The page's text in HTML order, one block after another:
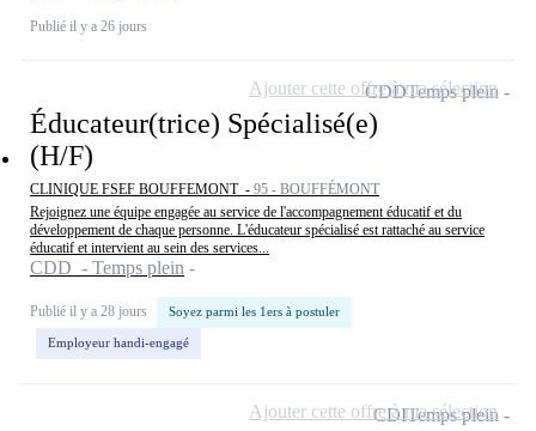
Publié il y a 26 jours
Éducateur(trice) Spécialisé(e)
(H/F)
CLINIQUE FSEF BOUFFEMONT - 95 - BOUFFÉMONT
Rejoignez une équipe engagée au service de l'accompagnement éducatif et du
développement de chaque personne. L'éducateur spécialisé est rattaché au service
éducatif et intervient au sein des services...
CDD - Temps plein
Publié il y a 28 jours Soyez parmi les 1ers à postuler
Employeur handi-engagé
CDDTemps plein
Ajouter cette offre à ma sélection
CDITemps plein
Ajouter cette offre à ma sélection